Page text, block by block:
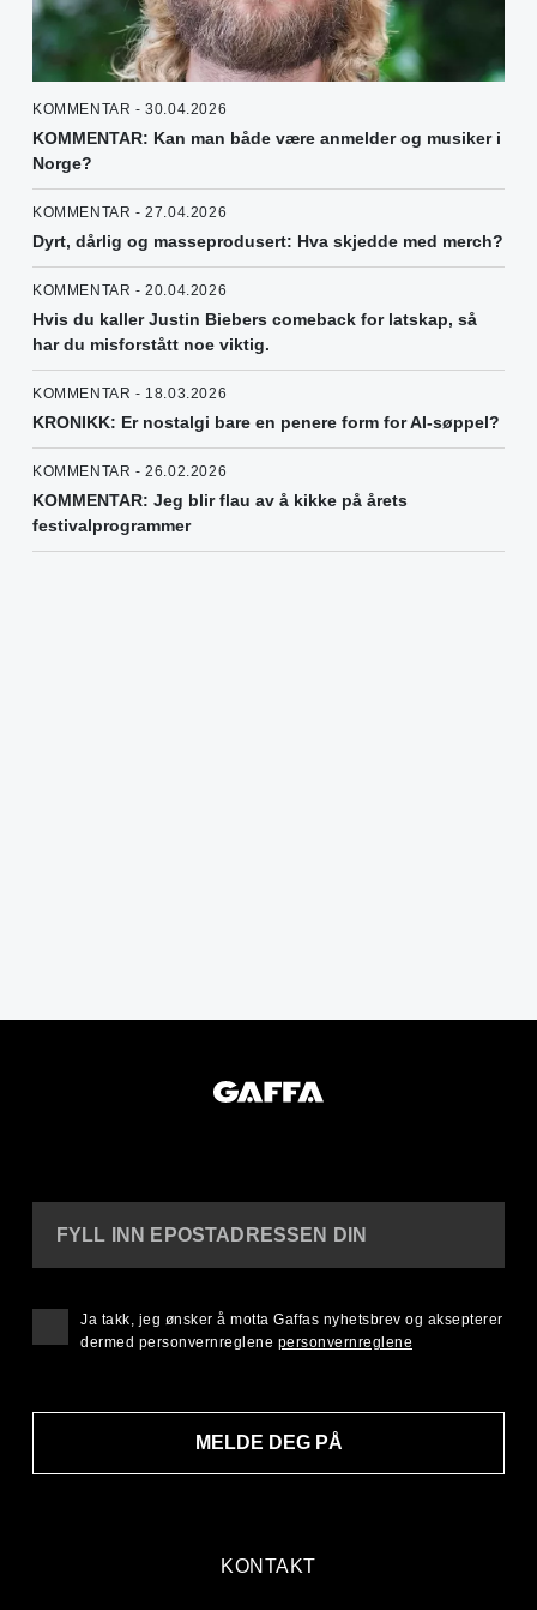
KOMMENTAR - 30.04.2026
KOMMENTAR: Kan man både være anmelder og musiker i
Norge?
KOMMENTAR - 27.04.2026
Dyrt, dårlig og masseprodusert: Hva skjedde med merch?
KOMMENTAR - 20.04.2026
Hvis du kaller Justin Biebers comeback for latskap, så
har du misforstått noe viktig.
KOMMENTAR - 18.03.2026
KRONIKK: Er nostalgi bare en penere form for AI-søppel?
KOMMENTAR - 26.02.2026
KOMMENTAR: Jeg blir flau av å kikke på årets
festivalprogrammer
KONTAKT
FYLL INN EPOSTADRESSEN DIN
MELDE DEG PÅ
Ja takk, jeg ønsker å motta Gaffas nyhetsbrev og aksepterer
dermed personvernreglene personvernreglene